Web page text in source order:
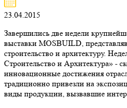
23.04.2015
Завершились две недели
выставки MOSBUILD,
строительство и архитектуру.
Строительство и Архитектура» -
инновационные достижения
традиционно привезли на
виды продукции, вызвавшие